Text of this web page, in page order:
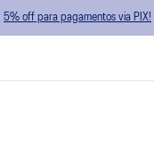
5% off para pagamentos via PIX!